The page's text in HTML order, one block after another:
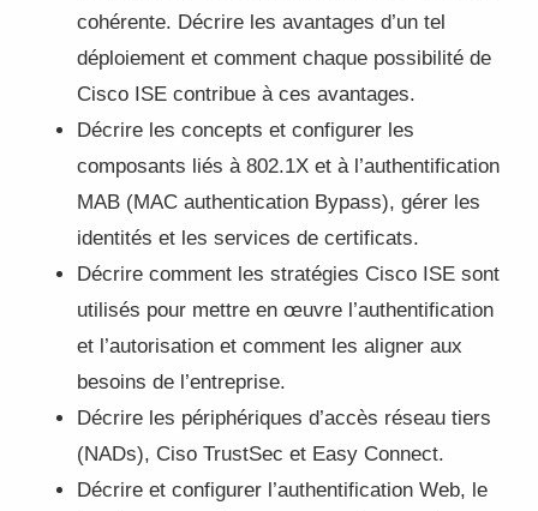
cohérente. Décrire les avantages d’un tel
déploiement et comment chaque possibilité de
Cisco ISE contribue à ces avantages.
Décrire les concepts et configurer les
composants liés à 802.1X et à l’authentification
MAB (MAC authentication Bypass), gérer les
identités et les services de certificats.
Décrire comment les stratégies Cisco ISE sont
utilisés pour mettre en œuvre l’authentification
et l’autorisation et comment les aligner aux
besoins de l’entreprise.
Décrire les périphériques d’accès réseau tiers
(NADs), Ciso TrustSec et Easy Connect.
Décrire et configurer l’authentification Web, le